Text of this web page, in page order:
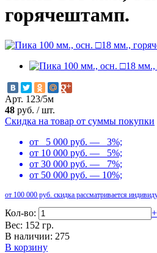
горячештамп.
Арт. 123/5м
48 руб. /шт.
Скидка на товар от суммы покупки
от 5 000 руб. — 3%;
от 10 000 руб. — 5%;
от 30 000 руб. — 7%;
от 50 000 руб. — 10%;
от 100 000 руб. скидка рассматривается
Кол-во: +
Вес: 152 гр.
В наличии: 275
В корзину